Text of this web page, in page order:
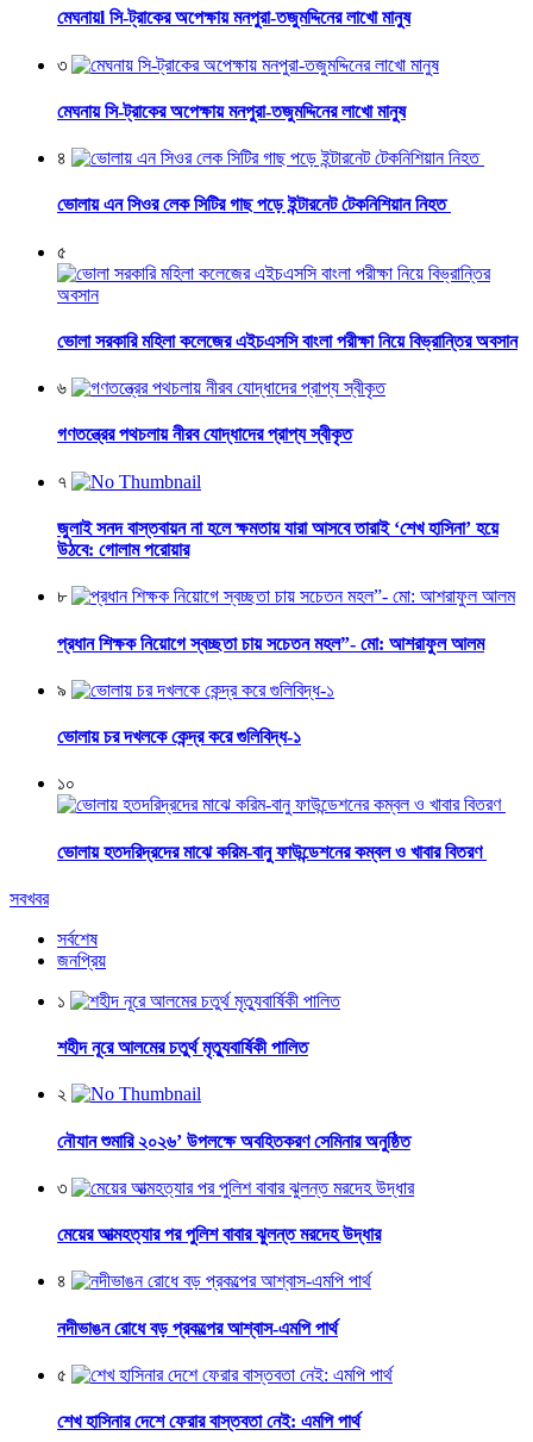
মেঘনায়l সি-ট্রাকের অপেক্ষায় মনপুরা-তজুমদ্দিনের লাখো মানুষ
৩
মেঘনায় সি-ট্রাকের অপেক্ষায় মনপুরা-তজুমদ্দিনের লাখো মানুষ
৪
ভোলায় এন সিওর লেক সিটির গাছ পড়ে ইন্টারনেট টেকনিশিয়ান নিহত
৫
ভোলা সরকারি মহিলা কলেজের এইচএসসি বাংলা পরীক্ষা নিয়ে বিভ্রান্তির অবসান
৬
গণতন্ত্রের পথচলায় নীরব যোদ্ধাদের প্রাপ্য স্বীকৃত
৭
জুলাই সনদ বাস্তবায়ন না হলে ক্ষমতায় যারা আসবে তারাই ‘শেখ হাসিনা’ হয়ে
উঠবে: গোলাম পরোয়ার
৮
প্রধান শিক্ষক নিয়োগে স্বচ্ছতা চায় সচেতন মহল”- মো: আশরাফুল আলম
৯
ভোলায় চর দখলকে কেন্দ্র করে গুলিবিদ্ধ-১
১০
ভোলায় হতদরিদ্রদের মাঝে করিম-বানু ফাউন্ডেশনের কম্বল ও খাবার বিতরণ
সবখবর
সর্বশেষ
জনপ্রিয়
১
শহীদ নূরে আলমের চতুর্থ মৃত্যুবার্ষিকী পালিত
২
নৌযান শুমারি ২০২৬’ উপলক্ষে অবহিতকরণ সেমিনার অনুষ্ঠিত
৩
মেয়ের আত্মহত্যার পর পুলিশ বাবার ঝুলন্ত মরদেহ উদ্ধার
৪
নদীভাঙন রোধে বড় প্রকল্পের আশ্বাস-এমপি পার্থ
৫
শেখ হাসিনার দেশে ফেরার বাস্তবতা নেই: এমপি পার্থ